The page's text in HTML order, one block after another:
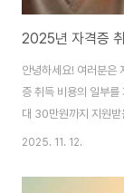
안녕하세요! 여러분은
증 취득 비용의 일부를
대 30만원까지 지원받
겠습니다. 📋 자격증
격증 취득 비용의 일
2025. 11. 12.